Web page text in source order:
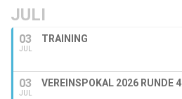
JULI
03
JUL
TRAINING
03
JUL
VEREINSPOKAL 2026 RUNDE 4